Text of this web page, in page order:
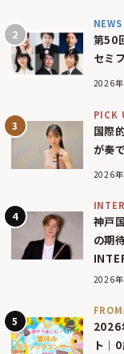
NEWS
第50
セミ
2026
PICK
国際
が奏
2026
神戸
の期
2026
2026
ト｜